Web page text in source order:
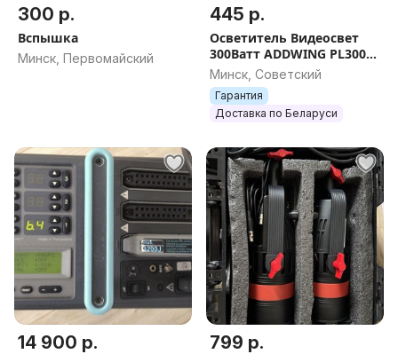
300 р.
Вспышка
Минск, Первомайский
445 р.
Осветитель Видеосвет
300Ватт ADDWING PL300
RGB НОВЫЙ ГАРАНТИЯ
ЦВЕТНЫЕ+БЕЛЫЕ
РЕЖИМЫ пульт ДУ
Минск, Советский
Гарантия
Доставка по Беларуси
14 900 р. 799 р.